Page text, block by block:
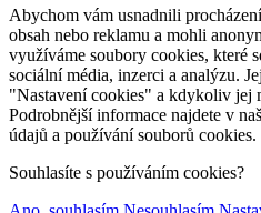
Abychom vám usnadnili
obsah nebo reklamu a mohli
využíváme soubory cookies, které
sociální média, inzerci a analýzu.
"Nastavení cookies" a kdykoliv jej
Podrobnější informace najdete v
údajů a používání souborů cookies.
Souhlasíte s používáním cookies?